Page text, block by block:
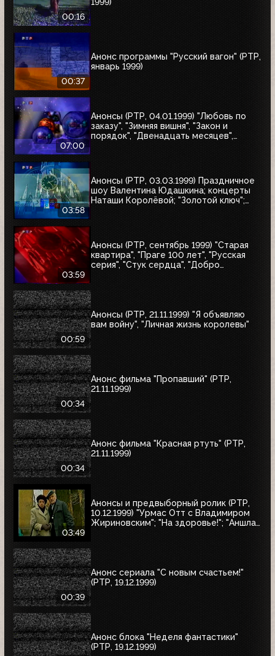
00:16
00:37
Анонс программы "Русский вагон" (РТР,
январь 1999)
07:00
Анонсы (РТР, 04.01.1999) "Любовь по
заказу", "Зимняя вишня", "Закон и
порядок", "Двенадцать месяцев",
Мюнхгаузен", "Жара в Лос-Анджелесе"
03:58
Анонсы (РТР, 03.03.1999) Праздничное
шоу Валентина Юдашкина; концерты
Наташи Королёвой; "Золотой ключ";
03:59
Анонсы (РТР, сентябрь 1999) "Старая
квартира", "Праге 100 лет", "Русская
серия", "Стук сердца", "Добро
00:59
Анонсы (РТР, 21.11.1999) "Я объявляю
вам войну", "Личная жизнь королевы"
00:34
Анонс фильма "Пропавший" (РТР,
21.11.1999)
00:34
Анонс фильма "Красная ртуть" (РТР,
21.11.1999)
03:49
Анонсы и предвыборный ролик (РТР,
10.12.1999) "Урмас Отт с Владимиром
Жириновским"; "На здоровье!"; "Аншлаг.
00:39
Анонс сериала "С новым счастьем!"
(РТР, 19.12.1999)
Анонс блока "Неделя фантастики"
(РТР, 19.12.1999)